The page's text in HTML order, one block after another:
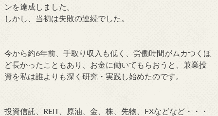
ンを達成しました。
しかし、当初は失敗の連続でした。
今から約6年前、手取り収入も低く、労働時間がムカつくほ
ど長かったこともあり、お金に働いてもらおうと、兼業投
資を私は誰よりも深く研究・実践し始めたのです。
投資信託、REIT、原油、金、株、先物、FXなどなど・・・